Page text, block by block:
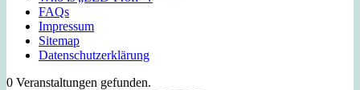
FAQs
Impressum
Sitemap
Datenschutzerklärung
0 Veranstaltungen gefunden.